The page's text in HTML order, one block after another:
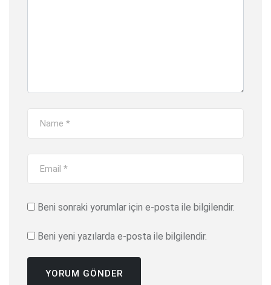
Beni sonraki yorumlar için e-posta ile bilgilendir.
Beni yeni yazılarda e-posta ile bilgilendir.